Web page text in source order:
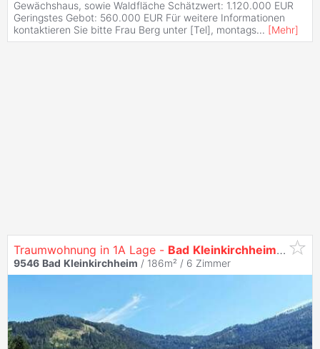
Gewächshaus, sowie Waldfläche Schätzwert: 1.120.000 EUR
Geringstes Gebot: 560.000 EUR Für weitere Informationen
kontaktieren Sie bitte Frau Berg unter [Tel], montags... [Mehr]
Traumwohnung in 1A Lage - Bad Kleinkirchheim-
9546 Bad Kleinkirchheim / 186m² / 6 Zimmer